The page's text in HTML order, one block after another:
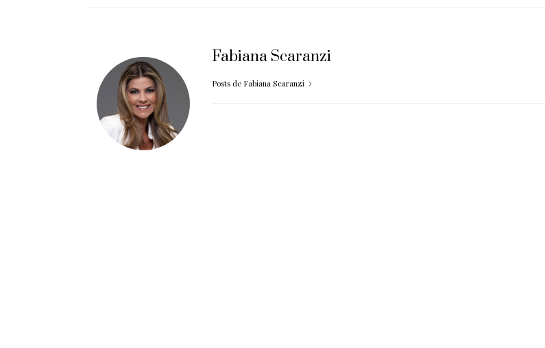
Fabiana Scaranzi
Posts de Fabiana Scaranzi